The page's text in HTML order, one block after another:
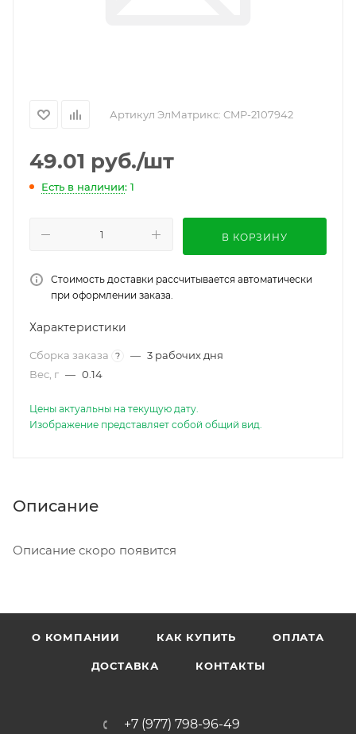
Артикул ЭлМатрикс: CMP-2107942
49.01 руб./шт
Есть в наличии: 1
В КОРЗИНУ
Стоимость доставки рассчитывается автоматически
при оформлении заказа.
Характеристики
Сборка заказа ? — 3 рабочих дня
Вес, г — 0.14
Цены актуальны на текущую дату.
Изображение представляет собой общий вид.
Описание
Описание скоро появится
О КОМПАНИИ КАК КУПИТЬ ОПЛАТА
ДОСТАВКА КОНТАКТЫ
+7 (977) 798-96-49